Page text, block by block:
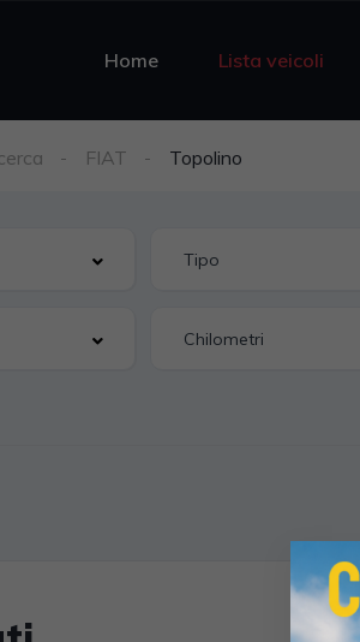
Home Lista veicoli
FIAT Topolino